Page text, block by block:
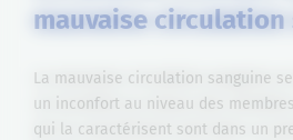
mauvaise circulation
La mauvaise circulation sanguine
un inconfort au niveau des
qui la caractérisent sont dans un